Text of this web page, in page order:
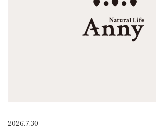
2026.7.30